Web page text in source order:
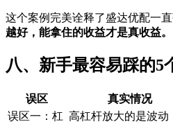
这个案例完美诠释了盛达优配一直
越好，能拿住的收益才是真收益。
八、新手最容易踩的5
误区 真实情况
误区一：杠 高杠杆放大的是波动